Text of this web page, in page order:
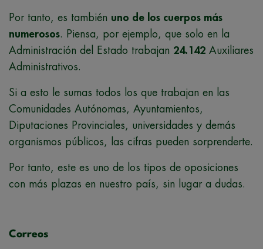
Por tanto, es también uno de los cuerpos más
numerosos. Piensa, por ejemplo, que solo en la
Administración del Estado trabajan 24.142 Auxiliares
Administrativos.
Si a esto le sumas todos los que trabajan en las
Comunidades Autónomas, Ayuntamientos,
Diputaciones Provinciales, universidades y demás
organismos públicos, las cifras pueden sorprenderte.
Por tanto, este es uno de los tipos de oposiciones
con más plazas en nuestro país, sin lugar a dudas.
Correos